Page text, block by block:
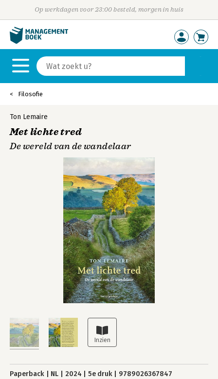
Op werkdagen voor 23:00 besteld, morgen in huis
Filosofie
Ton Lemaire
Met lichte tred
De wereld van de wandelaar
Paperback NL 2024 5e druk 9789026367847